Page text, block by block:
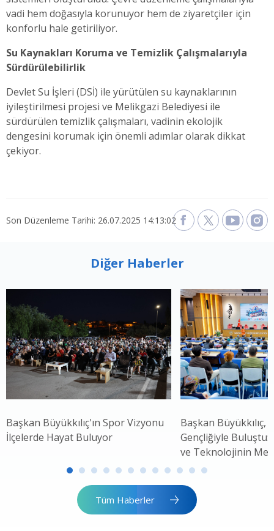
vadi hem doğasıyla korunuyor hem de ziyaretçiler için
konforlu hale getiriliyor.
Su Kaynakları Koruma ve Temizlik Çalışmalarıyla
Sürdürülebilirlik
Devlet Su İşleri (DSİ) ile yürütülen su kaynaklarının
iyileştirilmesi projesi ve Melikgazi Belediyesi ile
sürdürülen temizlik çalışmaları, vadinin ekolojik
dengesini korumak için önemli adımlar olarak dikkat
çekiyor.
Son Düzenleme Tarihi: 26.07.2025 14:13:02
Diğer Haberler
Başkan Büyükkılıç'ın Spor Vizyonu
İlçelerde Hayat Buluyor
Başkan Büyükkılıç,
Gençliğiyle Buluştu:
ve Teknolojinin
Tüm Haberler